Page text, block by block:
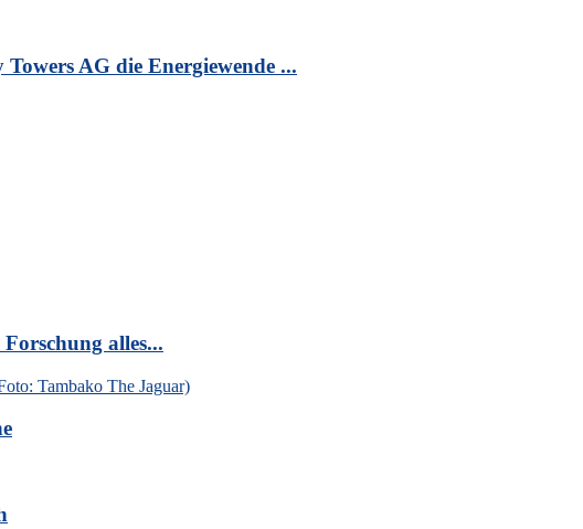
AG die Energiewende ...
alles...